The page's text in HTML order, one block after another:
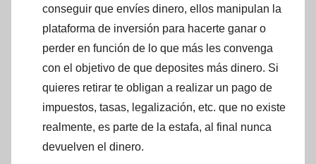
conseguir que envíes dinero, ellos manipulan la
plataforma de inversión para hacerte ganar o
perder en función de lo que más les convenga
con el objetivo de que deposites más dinero. Si
quieres retirar te obligan a realizar un pago de
impuestos, tasas, legalización, etc. que no existe
realmente, es parte de la estafa, al final nunca
devuelven el dinero.